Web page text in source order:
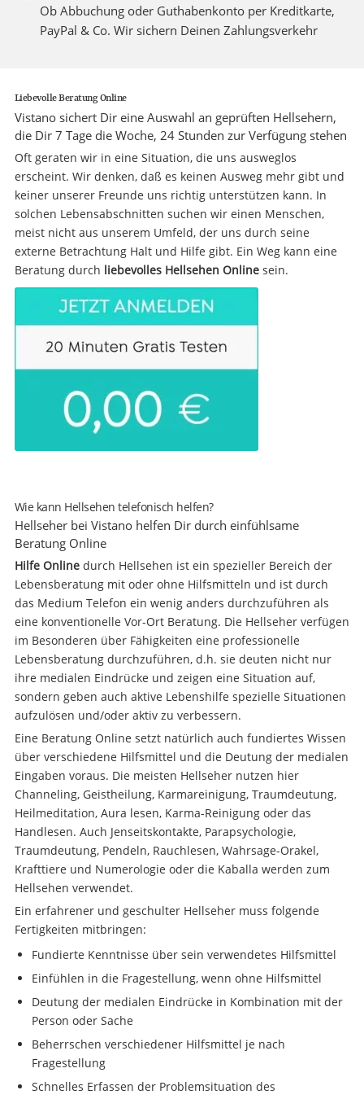
Ob Abbuchung oder Guthabenkonto per Kreditkarte,
PayPal & Co. Wir sichern Deinen Zahlungsverkehr
Liebevolle Beratung Online
Vistano sichert Dir eine Auswahl an geprüften Hellsehern,
die Dir 7 Tage die Woche, 24 Stunden zur Verfügung stehen
Oft geraten wir in eine Situation, die uns ausweglos
erscheint. Wir denken, daß es keinen Ausweg mehr gibt und
keiner unserer Freunde uns richtig unterstützen kann. In
solchen Lebensabschnitten suchen wir einen Menschen,
meist nicht aus unserem Umfeld, der uns durch seine
externe Betrachtung Halt und Hilfe gibt. Ein Weg kann eine
Beratung durch liebevolles Hellsehen Onlinesein.
Wie kann Hellsehen telefonisch helfen?
Hellseher bei Vistano helfen Dir durch einfühlsame
Beratung Online
Hilfe Onlinedurch Hellsehen ist ein spezieller Bereich der
Lebensberatung mit oder ohne Hilfsmitteln und ist durch
das Medium Telefon ein wenig anders durchzuführen als
eine konventionelle Vor-Ort Beratung. Die Hellseher verfügen
im Besonderen über Fähigkeiten eine professionelle
Lebensberatung durchzuführen, d.h. sie deuten nicht nur
ihre medialen Eindrücke und zeigen eine Situation auf,
sondern geben auch aktive Lebenshilfe spezielle Situationen
aufzulösen und/oder aktiv zu verbessern.
Eine Beratung Online setzt natürlich auch fundiertes Wissen
über verschiedene Hilfsmittel und die Deutung der medialen
Eingaben voraus. Die meisten Hellseher nutzen hier
Channeling, Geistheilung, Karmareinigung, Traumdeutung,
Heilmeditation, Aura lesen, Karma-Reinigung oder das
Handlesen. Auch Jenseitskontakte, Parapsychologie,
Traumdeutung, Pendeln, Rauchlesen, Wahrsage-Orakel,
Krafttiere und Numerologie oder die Kaballa werden zum
Hellsehen verwendet.
Ein erfahrener und geschulter Hellseher muss folgende
Fertigkeiten mitbringen:
Fundierte Kenntnisse über sein verwendetes Hilfsmittel
Einfühlen in die Fragestellung, wenn ohne Hilfsmittel
Deutung der medialen Eindrücke in Kombination mit der
Person oder Sache
Beherrschen verschiedener Hilfsmittel je nach
Fragestellung
Schnelles Erfassen der Problemsituation des